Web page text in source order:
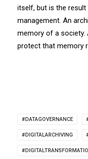
itself, but is the
management. An
memory of a society.
protect that memory
#DATAGOVERNANCE
#DIGITALARCHIVING